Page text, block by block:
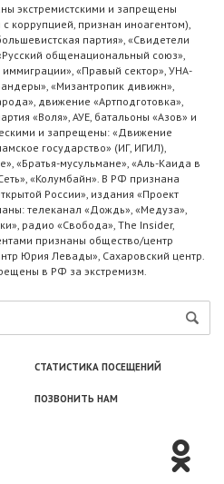
экстремистскими и запрещены
признан иноагентом),
партия», «Свидетели
общенациональный союз»,
«Правый сектор», УНА-
«Мизантропик дивижн»,
движение «Артподготовка»,
«Воля», АУЕ, батальоны «Азов» и
и запрещены: «Движение
государство» (ИГ, ИГИЛ),
«Братья-мусульмане», «Аль-Каида в
«Колумбайн». В РФ признана
России», издания «Проект
телеканал «Дождь», «Медуза»,
радио «Свобода», The Insider,
признаны общество/центр
Юрия Левады», Сахаровский центр.
в РФ за экстремизм.
СТАТИСТИКА ПОСЕЩЕНИЙ
ПОЗВОНИТЬ НАМ